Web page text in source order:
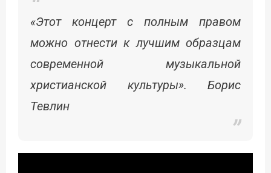
«Этот концерт с полным правом
можно отнести к лучшим образцам
современной музыкальной
христианской культуры». Борис
Тевлин